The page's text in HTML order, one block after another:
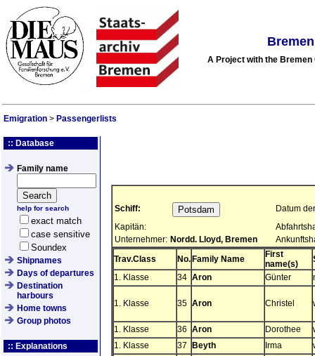
A Project with the
Emigration > Passengerlists
:: Database
Family name
help for search
exact match
case sensitive
Soundex
Shipnames
Days of departures
Destination
harbours
Home towns
Group photos
:: Explanations
Schiff:
Datum
Kapitän:
Unternehmer: Nordd. Lloyd, Bremen
Trav.Class
No. Family Name
First
name(s)
1. Klasse
34 Aron Günter
1. Klasse 35 Aron Christel
1. Klasse 36 Aron Dorothee
1. Klasse
37 Beyth Irma